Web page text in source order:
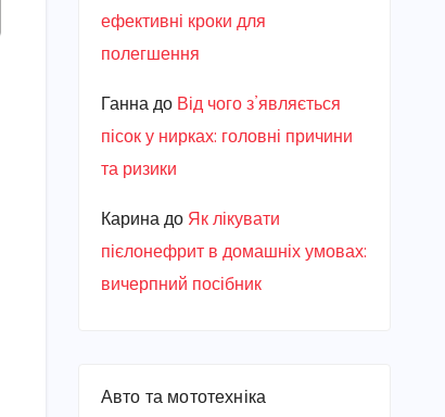
ефективні кроки для
полегшення
Ганнадо Від чого з’являється
пісок у нирках: головні причини
та ризики
Каринадо Як лікувати
пієлонефрит в домашніх умовах:
вичерпний посібник
Авто та мототехніка